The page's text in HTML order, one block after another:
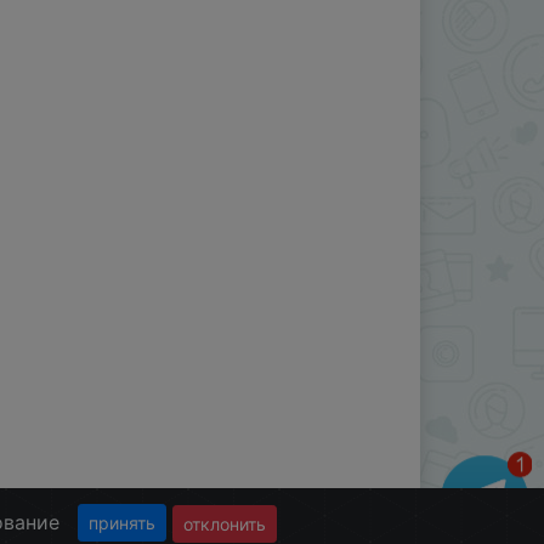
принять отклонить